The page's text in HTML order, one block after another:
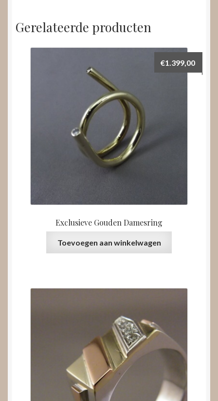
Gerelateerde producten
Exclusieve Gouden Damesring
€1.399,00
Toevoegen aan winkelwagen